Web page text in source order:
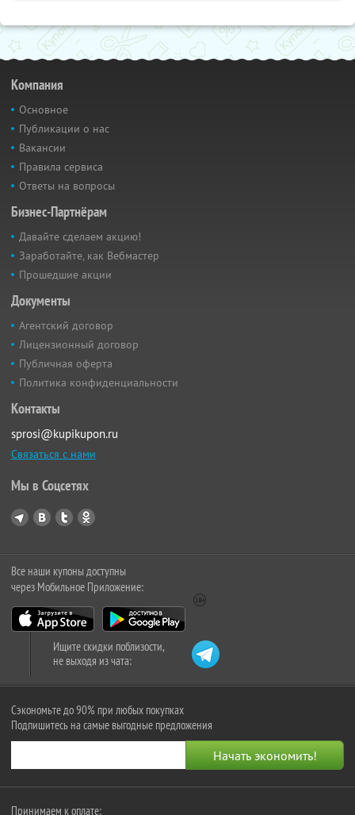
Компания
Основное
Публикации о нас
Вакансии
Правила сервиса
Ответы на вопросы
Бизнес-Партнёрам
Давайте сделаем акцию!
Заработайте, как Вебмастер
Прошедшие акции
Документы
Агентский договор
Лицензионный договор
Публичная оферта
Политика конфиденциальности
Контакты
sprosi@kupikupon.ru
Связаться с нами
Мы в Соцсетях
Все наши купоны доступны
через Мобильное Приложение:
Ищите скидки поблизости,
не выходя из чата:
Сэкономьте до 90% при любых покупках
Подпишитесь на самые выгодные предложения
Принимаем к оплате: